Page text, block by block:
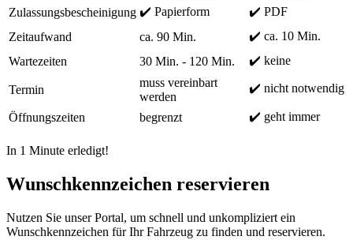
Zulassungsbescheinigung ✔️ Papierform
✔️ PDF
Zeitaufwand
ca. 90 Min.
✔️ ca. 10 Min.
Wartezeiten
30 Min. - 120 Min. ✔️ keine
Termin
muss vereinbart
werden
✔️ nicht notwendig
Öffnungszeiten begrenzt ✔️ geht immer
In 1 Minute erledigt!
Wunschkennzeichen reservieren
Nutzen Sie unser Portal, um schnell und unkompliziert ein
Wunschkennzeichen für Ihr Fahrzeug zu finden und reservieren.